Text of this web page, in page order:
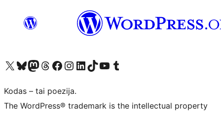
Visit our X (formerly Twitter) account
Apsilankykite mūsų Bluesky paskyroje
Visit our Mastodon account
Apsilankykite mūsų Threads paskyroje
Visit our Facebook page
Visit our Instagram account
Visit our LinkedIn account
Apsilankykite mūsų TikTok paskyroje
Visit our YouTube channel
Apsilankykite mūsų Tumblr paskyroje
Kodas – tai poezija.
The WordPress® trademark is the intellectual property